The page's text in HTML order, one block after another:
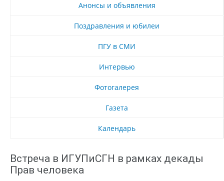
Анонсы и объявления
Поздравления и юбилеи
ПГУ в СМИ
Интервью
Фотогалерея
Газета
Календарь
Встреча в ИГУПиСГН в рамках декады
Прав человека